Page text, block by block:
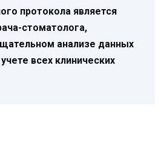
протокола является
стоматолога,
анализе данных
всех клинических